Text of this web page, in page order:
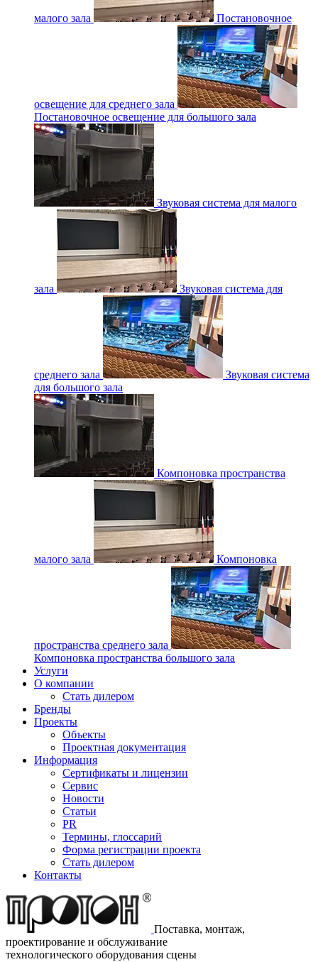
малого зала Постановочное
освещение для среднего зала
Постановочное освещение для большого зала
Звуковая система для малого
зала Звуковая система для
среднего зала
Звуковая система
для большого зала
Компоновка пространства
малого зала Компоновка
пространства среднего зала
Компоновка пространства большого зала
Услуги
О компании
Стать дилером
Бренды
Проекты
Объекты
Проектная документация
Информация
Сертификаты и лицензии
Сервис
Новости
Статьи
PR
Термины, глоссарий
Форма регистрации проекта
Стать дилером
Контакты
Поставка, монтаж,
проектирование и обслуживание
технологического оборудования сцены